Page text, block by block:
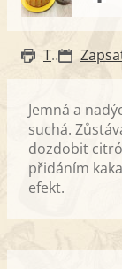
Tisk
Jemná a
suchá.
dozdobit
přidáním
efekt.